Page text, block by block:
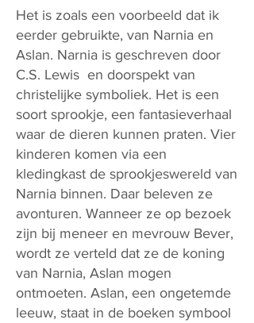
Het is zoals een voorbeeld dat ik
eerder gebruikte, van Narnia en
Aslan. Narnia is geschreven door
C.S. Lewis en doorspekt van
christelijke symboliek. Het is een
soort sprookje, een fantasieverhaal
waar de dieren kunnen praten. Vier
kinderen komen via een
kledingkast de sprookjeswereld van
Narnia binnen. Daar beleven ze
avonturen. Wanneer ze op bezoek
zijn bij meneer en mevrouw Bever,
wordt ze verteld dat ze de koning
van Narnia, Aslan mogen
ontmoeten. Aslan, een ongetemde
leeuw, staat in de boeken symbool